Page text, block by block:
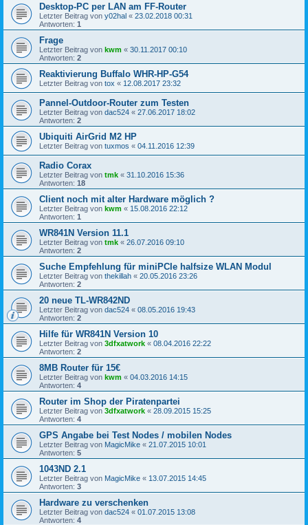
Desktop-PC per LAN am FF-Router
Letzter Beitrag von y02hal « 23.02.2018 00:31
Antworten: 1
Frage
Letzter Beitrag von kwm « 30.11.2017 00:10
Antworten: 2
Reaktivierung Buffalo WHR-HP-G54
Letzter Beitrag von tox « 12.08.2017 23:32
Pannel-Outdoor-Router zum Testen
Letzter Beitrag von dac524 « 27.06.2017 18:02
Antworten: 2
Ubiquiti AirGrid M2 HP
Letzter Beitrag von tuxmos « 04.11.2016 12:39
Radio Corax
Letzter Beitrag von tmk « 31.10.2016 15:36
Antworten: 18
Client noch mit alter Hardware möglich ?
Letzter Beitrag von kwm « 15.08.2016 22:12
Antworten: 1
WR841N Version 11.1
Letzter Beitrag von tmk « 26.07.2016 09:10
Antworten: 2
Suche Empfehlung für miniPCIe halfsize WLAN Modul
Letzter Beitrag von thekillah « 20.05.2016 23:26
Antworten: 2
20 neue TL-WR842ND
Letzter Beitrag von dac524 « 08.05.2016 19:43
Antworten: 2
Hilfe für WR841N Version 10
Letzter Beitrag von 3dfxatwork « 08.04.2016 22:22
Antworten: 2
8MB Router für 15€
Letzter Beitrag von kwm « 04.03.2016 14:15
Antworten: 4
Router im Shop der Piratenpartei
Letzter Beitrag von 3dfxatwork « 28.09.2015 15:25
Antworten: 4
GPS Angabe bei Test Nodes / mobilen Nodes
Letzter Beitrag von MagicMike « 21.07.2015 10:01
Antworten: 5
1043ND 2.1
Letzter Beitrag von MagicMike « 13.07.2015 14:45
Antworten: 3
Hardware zu verschenken
Letzter Beitrag von dac524 « 01.07.2015 13:08
Antworten: 4